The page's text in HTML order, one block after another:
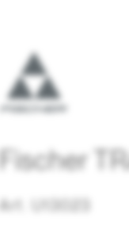
Fischer
Art. U13023